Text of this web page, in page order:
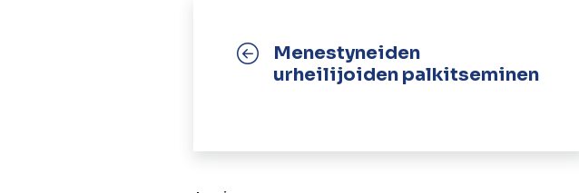
Menestyneiden
urheilijoiden palkitseminen